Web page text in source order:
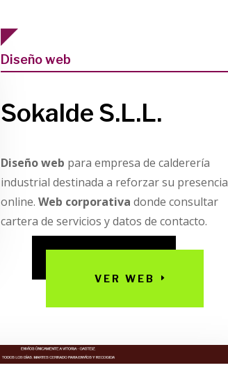
Diseño web
Sokalde S.L.L.
Diseño web para empresa de calderería
industrial destinada a reforzar su presencia
online. Web corporativa donde consultar
cartera de servicios y datos de contacto.
VER WEB